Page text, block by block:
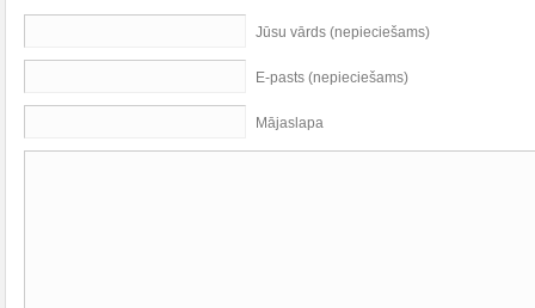
Jūsu vārds (nepieciešams)
E-pasts (nepieciešams)
Mājaslapa